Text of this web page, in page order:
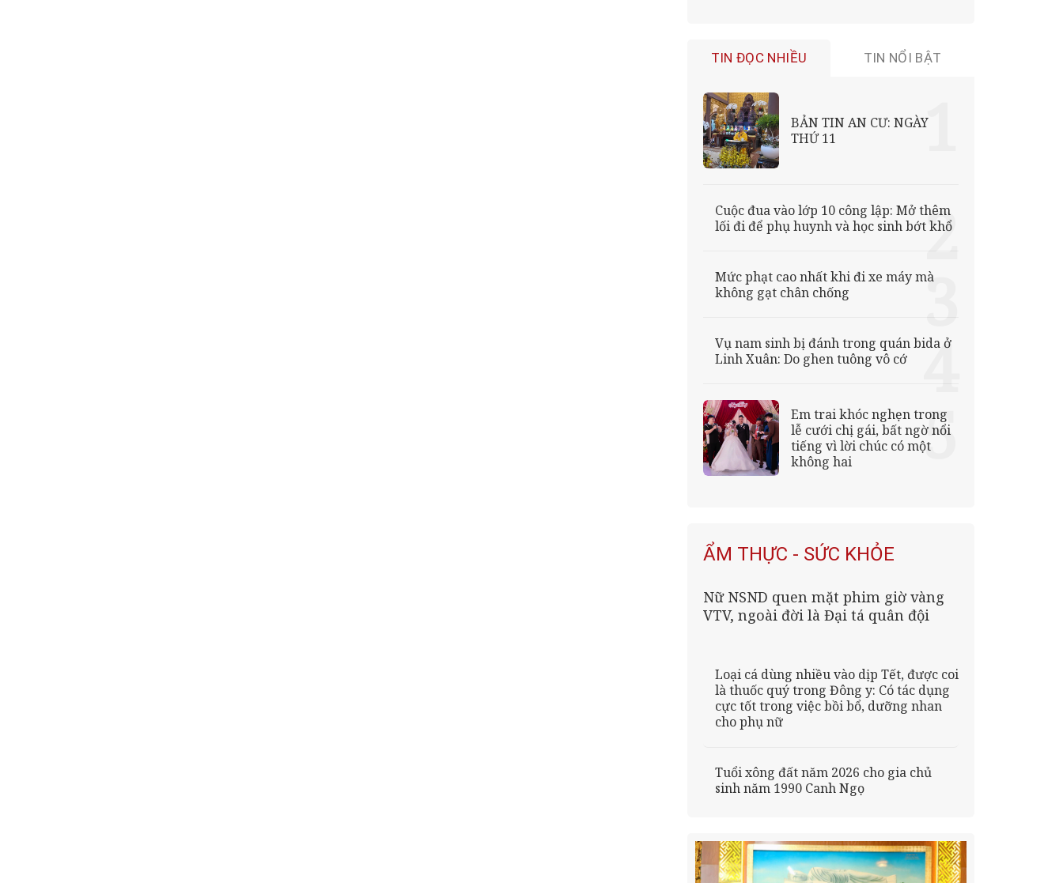
TIN ĐỌC NHIỀU TIN NỔI BẬT
BẢN TIN AN CƯ: NGÀY
THỨ 11
Cuộc đua vào lớp 10 công lập: Mở thêm
lối đi để phụ huynh và học sinh bớt khổ
Mức phạt cao nhất khi đi xe máy mà
không gạt chân chống
Vụ nam sinh bị đánh trong quán bida ở
Linh Xuân: Do ghen tuông vô cớ
Em trai khóc nghẹn trong
lễ cưới chị gái, bất ngờ nổi
tiếng vì lời chúc có một
không hai
ẨM THỰC - SỨC KHỎE
Nữ NSND quen mặt phim giờ vàng
VTV, ngoài đời là Đại tá quân đội
Loại cá dùng nhiều vào dịp Tết, được coi
là thuốc quý trong Đông y: Có tác dụng
cực tốt trong việc bồi bổ, dưỡng nhan
cho phụ nữ
Tuổi xông đất năm 2026 cho gia chủ
sinh năm 1990 Canh Ngọ